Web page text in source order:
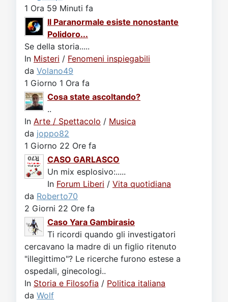
1 Ora 59 Minuti fa
Il Paranormale esiste nonostante
Polidoro...
Se della storia.....
In Misteri / Fenomeni inspiegabili
da Volano49
1 Giorno 1 Ora fa
Cosa state ascoltando?
..
In Arte / Spettacolo / Musica
da joppo82
1 Giorno 22 Ore fa
CASO GARLASCO
Un mix esplosivo:.....
In Forum Liberi / Vita quotidiana
da Roberto70
2 Giorni 22 Ore fa
Caso Yara Gambirasio
Ti ricordi quando gli investigatori
cercavano la madre di un figlio ritenuto
"illegittimo"? Le ricerche furono estese a
ospedali, ginecologi..
In Storia e Filosofia / Politica italiana
da Wolf